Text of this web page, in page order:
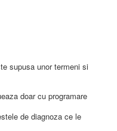
supusa unor termeni si
doar cu programare
de diagnoza ce le